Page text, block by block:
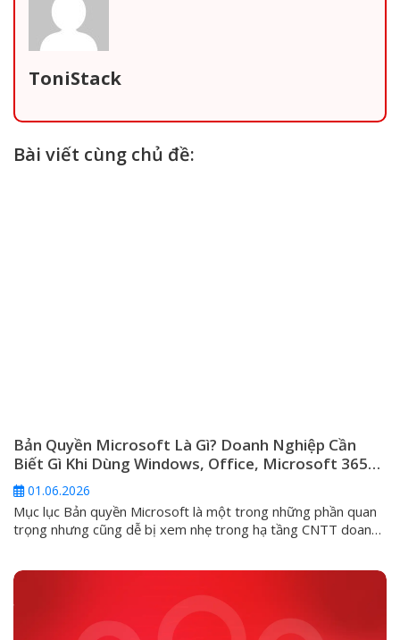
ToniStack
Bài viết cùng chủ đề:
Bản Quyền Microsoft Là Gì? Doanh Nghiệp Cần
Biết Gì Khi Dùng Windows, Office, Microsoft 365
Và Windows Server
01.06.2026
Mục lục Bản quyền Microsoft là một trong những phần quan
trọng nhưng cũng dễ bị xem nhẹ trong hạ tầng CNTT doanh
không, hoặc server có chạy được phần mềm nội bộ...